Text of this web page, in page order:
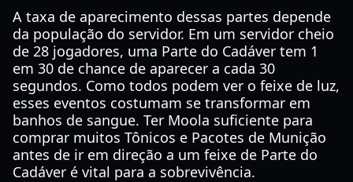
A taxa de aparecimento dessas partes depende
da população do servidor. Em um servidor cheio
de 28 jogadores, uma Parte do Cadáver tem 1
em 30 de chance de aparecer a cada 30
segundos. Como todos podem ver o feixe de luz,
esses eventos costumam se transformar em
banhos de sangue. Ter Moola suficiente para
comprar muitos Tônicos e Pacotes de Munição
antes de ir em direção a um feixe de Parte do
Cadáver é vital para a sobrevivência.